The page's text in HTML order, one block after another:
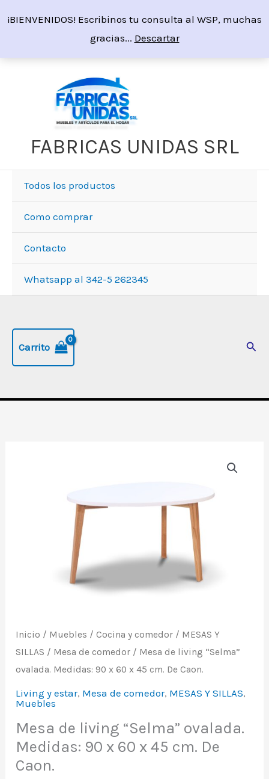
¡BIENVENIDOS! Escribinos tu consulta al WSP, muchas
gracias... Descartar
FABRICAS UNIDAS SRL
Todos los productos
Como comprar
Contacto
Whatsapp al 342-5 262345
Carrito
Inicio / Muebles /Cocina y comedor / MESAS Y
SILLAS / Mesa de comedor / Mesa de living “Selma”
ovalada. Medidas: 90 x 60 x 45 cm. De Caon.
Living y estar, Mesa de comedor, MESAS Y SILLAS,
Muebles
Mesa de living “Selma” ovalada.
Medidas: 90 x 60 x 45 cm. De
Caon.
Caon.